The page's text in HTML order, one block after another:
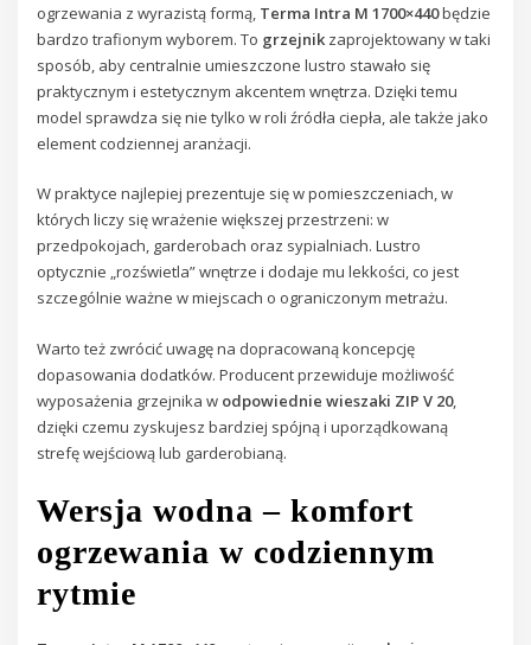
ogrzewania z wyrazistą formą, Terma Intra M 1700×440będzie
bardzo trafionym wyborem. To grzejnik zaprojektowany w taki
sposób, aby centralnie umieszczone lustro stawało się
praktycznym i estetycznym akcentem wnętrza. Dzięki temu
model sprawdza się nie tylko w roli źródła ciepła, ale także jako
element codziennej aranżacji.
W praktyce najlepiej prezentuje się w pomieszczeniach, w
których liczy się wrażenie większej przestrzeni: w
przedpokojach, garderobach oraz sypialniach. Lustro
optycznie „rozświetla” wnętrze i dodaje mu lekkości, co jest
szczególnie ważne w miejscach o ograniczonym metrażu.
Warto też zwrócić uwagę na dopracowaną koncepcję
dopasowania dodatków. Producent przewiduje możliwość
wyposażenia grzejnika w odpowiednie wieszaki ZIP V 20,
dzięki czemu zyskujesz bardziej spójną i uporządkowaną
strefę wejściową lub garderobianą.
Wersja wodna – komfort
ogrzewania w codziennym
rytmie